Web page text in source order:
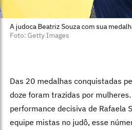
A judoca Beatriz Souza com sua
Foto: Getty Images
Das 20 medalhas conquistadas
doze foram trazidas por
performance decisiva de Rafaela
equipe mistas no judô, esse